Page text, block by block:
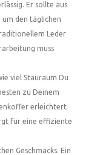
Er sollte aus
den täglichen
Leder
muss
viel Stauraum Du
zu Deinem
erleichtert
für eine effiziente
Geschmacks. Ein